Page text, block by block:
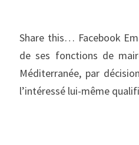
Share this… Facebook
de ses fonctions de
Méditerranée, par
l’intéressé lui-même